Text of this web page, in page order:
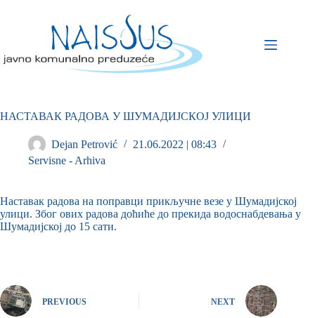
НАСТАВАК РАДОВА У ШУМАДИЈСКОЈ УЛИЦИ
Dejan Petrović
21.06.2022 | 08:43
Servisne - Arhiva
Наставак радова на поправци прикључне везе у Шумадијској
улици. Због ових радова доћиће до прекида водоснабдевања у
Шумадијској до 15 сати.
PREVIOUS NEXT